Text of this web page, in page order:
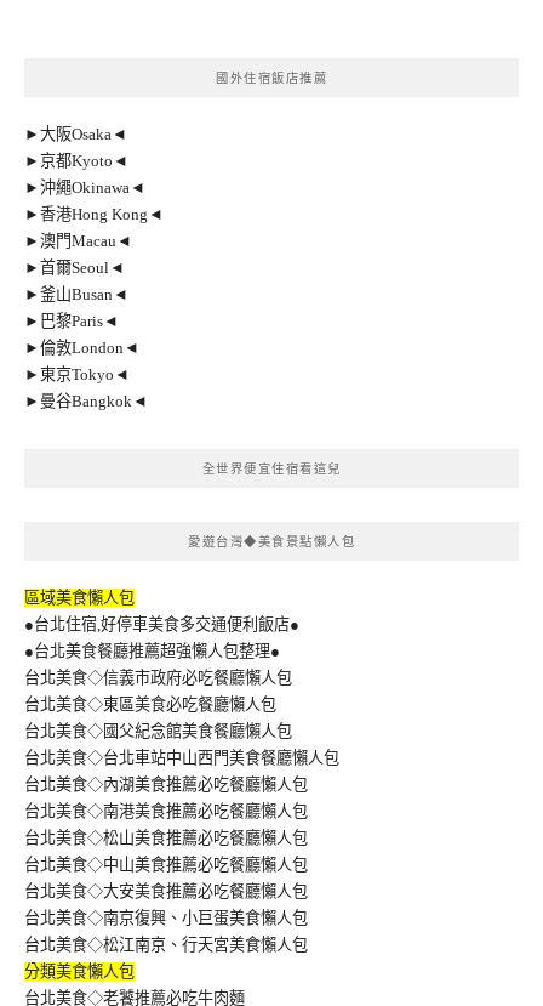
國外住宿飯店推薦
►大阪Osaka◄
►京都Kyoto◄
►沖繩Okinawa◄
►香港Hong Kong◄
►澳門Macau◄
►首爾Seoul◄
►釜山Busan◄
►巴黎Paris◄
►倫敦London◄
►東京Tokyo◄
►曼谷Bangkok◄
全世界便宜住宿看這兒
愛遊台灣◆美食景點懶人包
區域美食懶人包
●台北住宿,好停車美食多交通便利飯店●
●台北美食餐廳推薦超強懶人包整理●
台北美食◇信義市政府必吃餐廳懶人包
台北美食◇東區美食必吃餐廳懶人包
台北美食◇國父紀念館美食餐廳懶人包
台北美食◇台北車站中山西門美食餐廳懶人包
台北美食◇內湖美食推薦必吃餐廳懶人包
台北美食◇南港美食推薦必吃餐廳懶人包
台北美食◇松山美食推薦必吃餐廳懶人包
台北美食◇中山美食推薦必吃餐廳懶人包
台北美食◇大安美食推薦必吃餐廳懶人包
台北美食◇南京復興、小巨蛋美食懶人包
台北美食◇松江南京、行天宮美食懶人包
分類美食懶人包
台北美食◇老饕推薦必吃牛肉麵